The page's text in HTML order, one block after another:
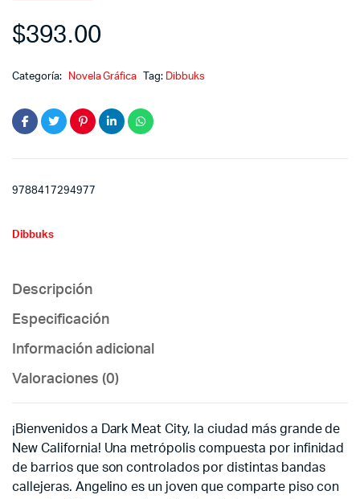
$393.00
Categoría: Novela Gráfica Tag: Dibbuks
9788417294977
Dibbuks
Descripción
Especificación
Información adicional
Valoraciones (0)
¡Bienvenidos a Dark Meat City, la ciudad más grande de
New California! Una metrópolis compuesta por infinidad
de barrios que son controlados por distintas bandas
callejeras. Angelino es un joven que comparte piso con